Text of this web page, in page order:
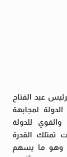
عبد الفتاح
لمجابهة
والقوي للدولة
تمتلك القدرة
وهو ما يسهم